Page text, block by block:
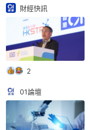
財經快訊
2
01論壇